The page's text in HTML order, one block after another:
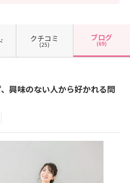
クチコミ
(25)
ブログ
(69)
興味のない人から好かれる問